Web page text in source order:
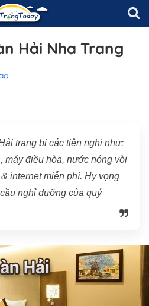
Hải Nha Trang
trang bị các tiện nghi như:
máy điều hòa, nước nóng vòi
internet miễn phí. Hy vọng
nghỉ dưỡng của quý